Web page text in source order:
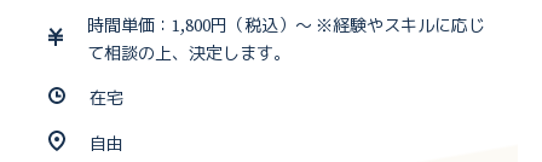
時間単価：1,800円（税込）～ ※経験やスキルに応じ
て相談の上、決定します。
在宅
自由